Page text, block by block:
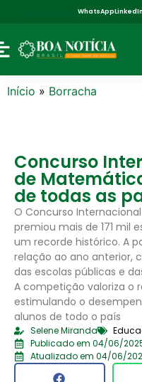
WhatsAppLinkedIn
Início » Borracha
Concurso
de
de todas as
O Concurso
premiou mais de 171 mil
um recorde histórico. A
relação ao ano anterior,
das escolas públicas e
A competição valoriza o
estimulando o
alunos de todo o país
Selene Miranda
Publicado em 04/06/2025
Atualizado em 04/06/